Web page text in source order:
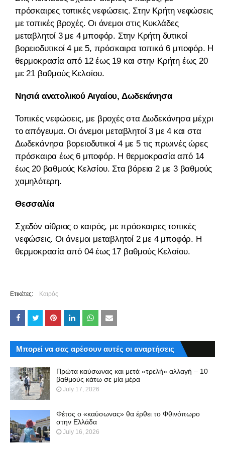
πρόσκαιρες τοπικές νεφώσεις. Στην Κρήτη νεφώσεις
με τοπικές βροχές. Οι άνεμοι στις Κυκλάδες
μεταβλητοί 3 με 4 μποφόρ. Στην Κρήτη δυτικοί
βορειοδυτικοί 4 με 5, πρόσκαιρα τοπικά 6 μποφόρ. Η
θερμοκρασία από 12 έως 19 και στην Κρήτη έως 20
με 21 βαθμούς Κελσίου.
Νησιά ανατολικού Αιγαίου, Δωδεκάνησα
Τοπικές νεφώσεις, με βροχές στα Δωδεκάνησα μέχρι
το απόγευμα. Οι άνεμοι μεταβλητοί 3 με 4 και στα
Δωδεκάνησα βορειοδυτικοί 4 με 5 τις πρωινές ώρες
πρόσκαιρα έως 6 μποφόρ. Η θερμοκρασία από 14
έως 20 βαθμούς Κελσίου. Στα βόρεια 2 με 3 βαθμούς
χαμηλότερη.
Θεσσαλία
Σχεδόν αίθριος ο καιρός, με πρόσκαιρες τοπικές
νεφώσεις. Οι άνεμοι μεταβλητοί 2 με 4 μποφόρ. Η
θερμοκρασία από 04 έως 17 βαθμούς Κελσίου.
Ετικέτες: Καιρός
Μπορεί να σας αρέσουν αυτές οι αναρτήσεις
Πρώτα καύσωνας και μετά «τρελή» αλλαγή – 10
βαθμούς κάτω σε μία μέρα
July 17, 2026
Φέτος ο «καύσωνας» θα έρθει το Φθινόπωρο
στην Ελλάδα
July 16, 2026